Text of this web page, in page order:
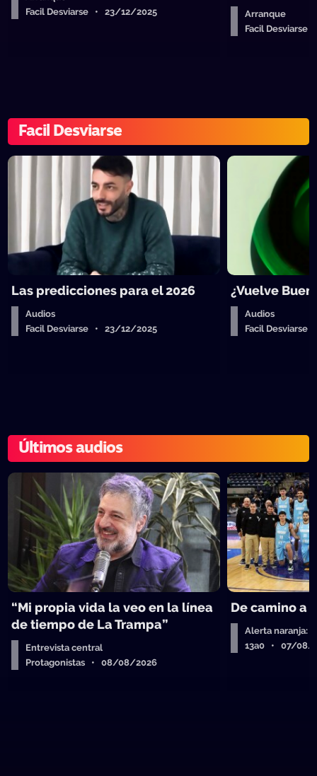
Facil Desviarse • 23/12/2025
Arranque
Facil
Facil Desviarse
Las predicciones para el 2026
Audios
Facil Desviarse • 23/12/2025
¿Vuelve
Audios
Facil
Últimos audios
“Mi propia vida la veo en la línea
de tiempo de La Trampa”
Entrevista central
Protagonistas • 08/08/2026
De camino a
Alerta naranja:
13a0 • 07/08/